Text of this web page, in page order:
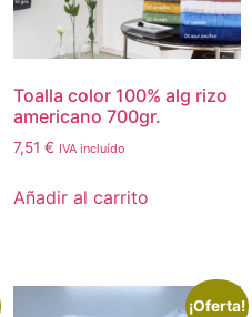
Toalla color 100% alg rizo
americano 700gr.
7,51 € IVA incluído
Añadir al carrito
¡Oferta!